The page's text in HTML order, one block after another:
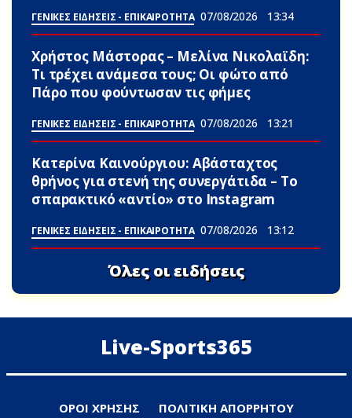
ΓΕΝΙΚΕΣ ΕΙΔΗΣΕΙΣ - ΕΠΙΚΑΙΡΟΤΗΤΑ 07/08/2026 13:34
Χρήστος Μάστορας – Μελίνα Νικολαϊδη:
Τι τρέχει ανάμεσα τους; Οι φώτο από
Πάρο που φούντωσαν τις φήμες
ΓΕΝΙΚΕΣ ΕΙΔΗΣΕΙΣ - ΕΠΙΚΑΙΡΟΤΗΤΑ 07/08/2026 13:21
Κατερίνα Καινούργιου: Αβάσταχτος
θpήνος για στενή της συνεργάτιδα – Το
σπαpακτικό «αντίο» στο Instagram
ΓΕΝΙΚΕΣ ΕΙΔΗΣΕΙΣ - ΕΠΙΚΑΙΡΟΤΗΤΑ 07/08/2026 13:12
Όλες οι ειδήσεις
Live-Sports365
ΟΡΟΙ ΧΡΗΣΗΣ ΠΟΛΙΤΙΚΗ ΑΠΟΡΡΗΤΟΥ